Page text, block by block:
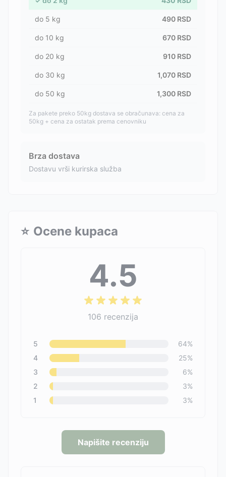
do 5 kg 490 RSD
do 10 kg 670 RSD
do 20 kg 910 RSD
do 30 kg 1,070 RSD
do 50 kg 1,300 RSD
Za pakete preko 50kg dostava se obračunava: cena za
50kg + cena za ostatak prema cenovniku
Brza dostava
Dostavu vrši kurirska služba
⭐ Ocene kupaca
4.5
106 recenzija
5 64%
4
25%
3
6%
2
3%
1
3%
Napišite recenziju